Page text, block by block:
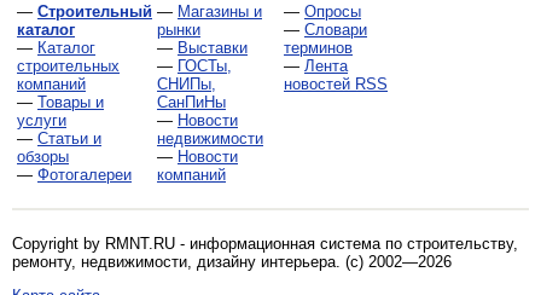
— Строительный
каталог
— Каталог
строительных
компаний
— Товары и
услуги
— Статьи и
обзоры
— Фотогалереи
— Магазины и
рынки
— Выставки
— ГОСТы,
СНИПы,
СанПиНы
— Новости
недвижимости
— Новости
компаний
— Опросы
— Словари
терминов
— Лента
новостей RSS
Copyright by RMNT.RU - информационная система по строительству,
ремонту, недвижимости, дизайну интерьера . (c) 2002—2026